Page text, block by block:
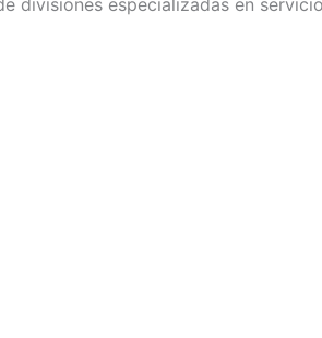
divisiones especializadas en